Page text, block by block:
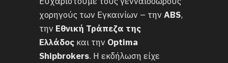
χορηγούς των Εγκαινίων – τηνABS,
την Εθνική Τράπεζα της
Ελλάδος και την Optima
Shipbrokers. Η εκδήλωση είχε